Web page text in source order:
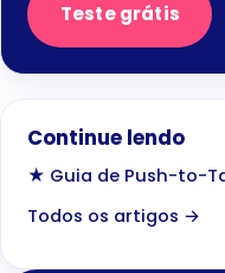
Teste grátis
Continue lendo
★ Guia de Push-to-
Todos os artigos →